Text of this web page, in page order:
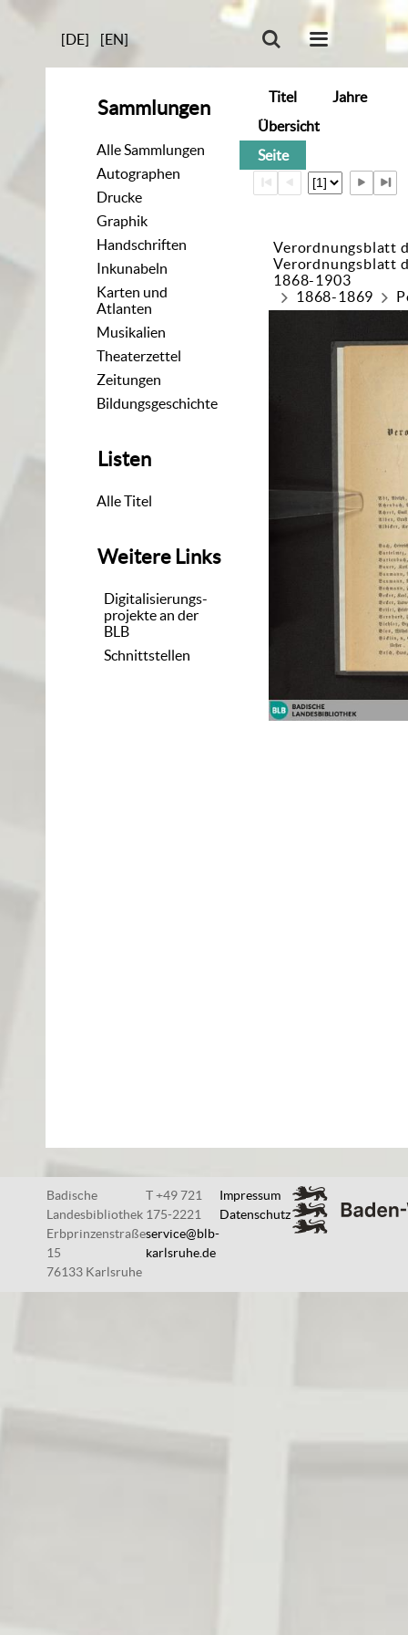
[DE] [EN]
Sammlungen
Alle Sammlungen
Autographen
Drucke
Graphik
Handschriften
Inkunabeln
Karten und
Atlanten
Musikalien
Theaterzettel
Zeitungen
Bildungsgeschichte
Listen
Alle Titel
Weitere Links
Digitalisierungs-
projekte an der
BLB
Schnittstellen
Titel
Jahre
Übersicht
Seite
Verordnungsblatt
Verordnungsblatt
1868-1903
1868-1869
Badische
Landesbibliothek
Erbprinzenstraße
15
76133 Karlsruhe
T +49 721
175-2221
service@blb-
karlsruhe.de
Impressum
Datenschutz